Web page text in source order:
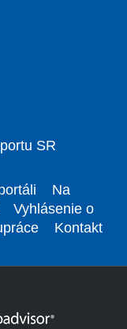
SR
Na
Vyhlásenie o
Kontakt